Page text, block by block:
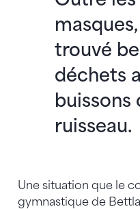
trouvé
déchets
buissons
ruisseau.
Une situation que le
gymnastique de